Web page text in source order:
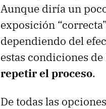
Aunque diría un
exposición
dependiendo del
estas condiciones
repetir el proceso.
De todas las